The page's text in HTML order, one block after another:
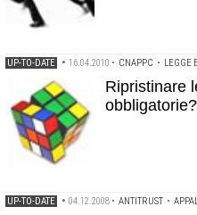
UP-TO-DATE • 16.04.2010 • CNAPPC • LEGGE
Ripristinare
obbligatorie?
UP-TO-DATE • 04.12.2008 • ANTITRUST •